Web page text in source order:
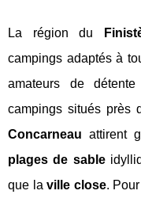
La région du
campings adaptés à
amateurs de
campings situés près
Concarneau attirent
plages de sable
que laville close.